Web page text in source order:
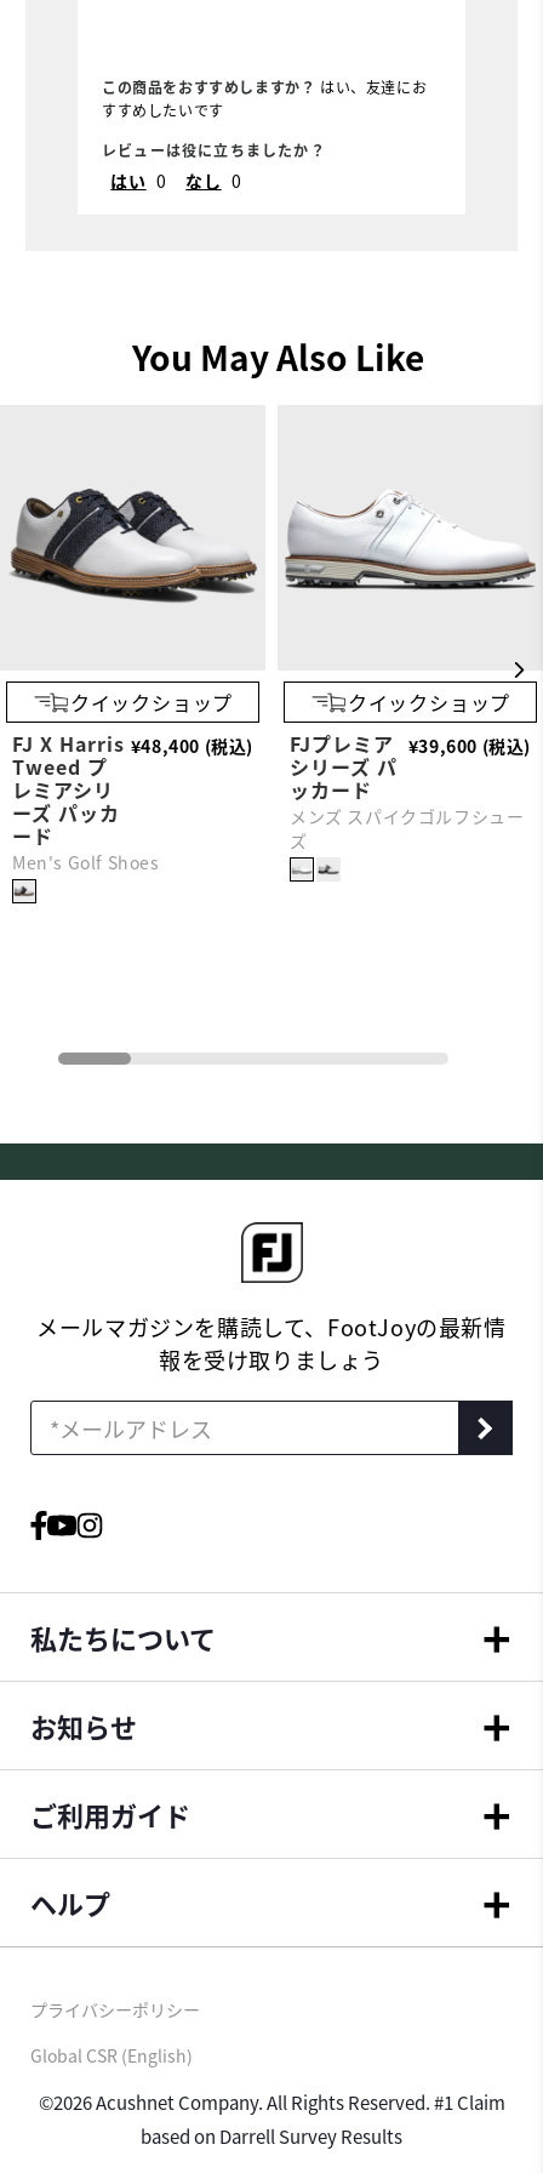
この商品をおすすめしますか？ はい、友達にお
すすめしたいです
レビューは役に立ちましたか？
はい 0 なし 0
You May Also Like
クイックショップ
FJ X Harris
Tweed プ
レミアシリ
ーズ パッカ
ード
Men's Golf Shoes
¥48,400 (税込)
クイックショップ
FJプレミア
シリーズ パ
ッカード
メンズ スパイクゴルフシュー
ズ
¥39,600 (税込)
メールマガジンを購読して、FootJoyの最新情
報を受け取りましょう
私たちについて
お知らせ
ご利用ガイド
ヘルプ
©2026 Acushnet Company. All Rights Reserved. #1 Claim
based on Darrell Survey Results
プライバシーポリシー
Global CSR (English)